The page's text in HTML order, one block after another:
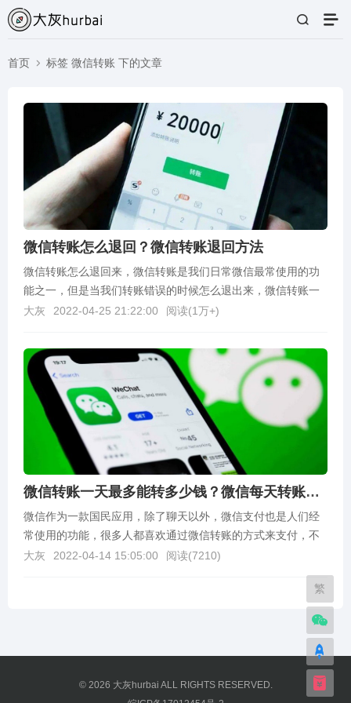
首页 标签 微信转账 下的文章
微信转账怎么退回？微信转账退回方法
微信转账怎么退回来，微信转账是我们日常微信最常使用的功
能之一，但是当我们转账错误的时候怎么退出来，微信转账一
旦发起后，转账方是没有办法撤回或者撤销的，如果收款方...
大灰 2022-04-25 21:22:00 阅读(1万+)
微信转账一天最多能转多少钱？微信每天转账额度查询
微信作为一款国民应用，除了聊天以外，微信支付也是人们经
常使用的功能，很多人都喜欢通过微信转账的方式来支付，不
过微信转账是有限额的，那么微信转账一天最多能转多少钱...
大灰 2022-04-14 15:05:00 阅读(7210)
© 2026 大灰hurbai ALL RIGHTS RESERVED.
繁